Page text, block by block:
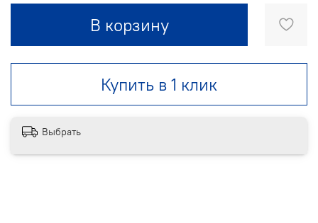
В корзину
Купить в 1 клик
Выбрать